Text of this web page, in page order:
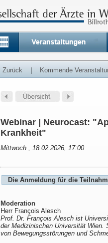
Zurück Kommende
Webinar | Neurocast:
Krankheit"
Mittwoch , 18.02.2026, 17:00
Die Anmeldung für die
Moderation
Herr François Alesch
Prof. Dr. François Alesch ist
der Medizinischen Universität Wien.
von Bewegungsstörungen und